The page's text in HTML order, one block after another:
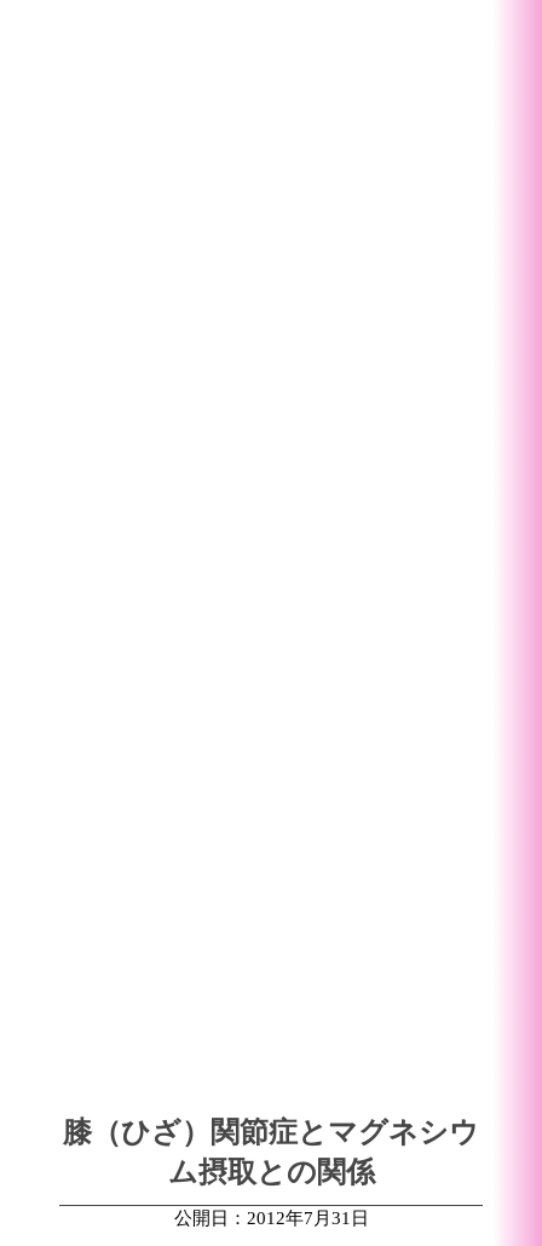
膝（ひざ）関節症とマグネシウ
ム摂取との関係
公開日：2012年7月31日